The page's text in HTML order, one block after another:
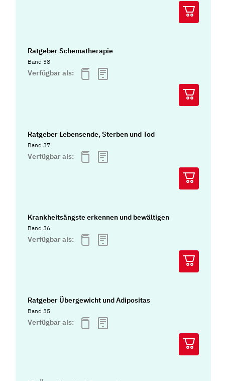
Ratgeber Schematherapie
Band 38
Verfügbar als:
Ratgeber Lebensende, Sterben und Tod
Band 37
Verfügbar als:
Krankheitsängste erkennen und bewältigen
Band 36
Verfügbar als:
Ratgeber Übergewicht und Adipositas
Band 35
Verfügbar als: